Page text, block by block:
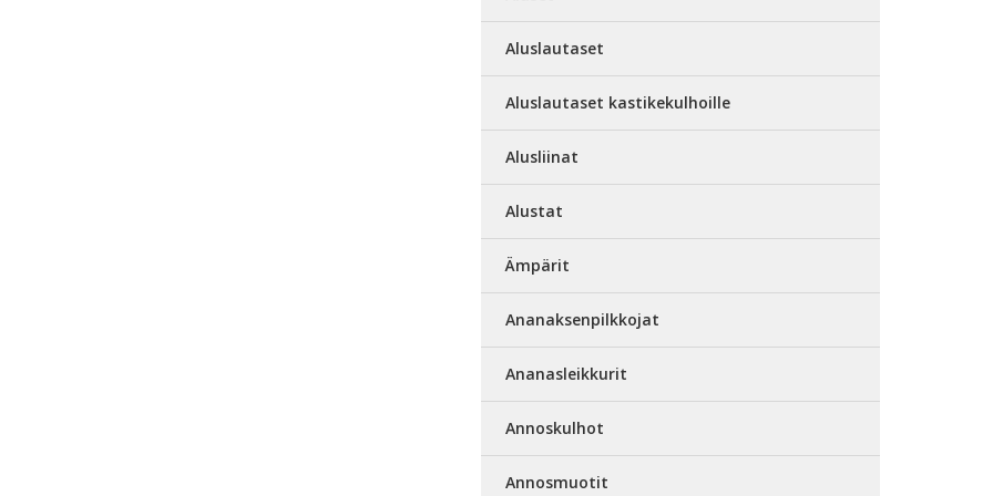
Aluslautaset
Aluslautaset kastikekulhoille
Alusliinat
Alustat
Ämpärit
Ananaksenpilkkojat
Ananasleikkurit
Annoskulhot
Annosmuotit